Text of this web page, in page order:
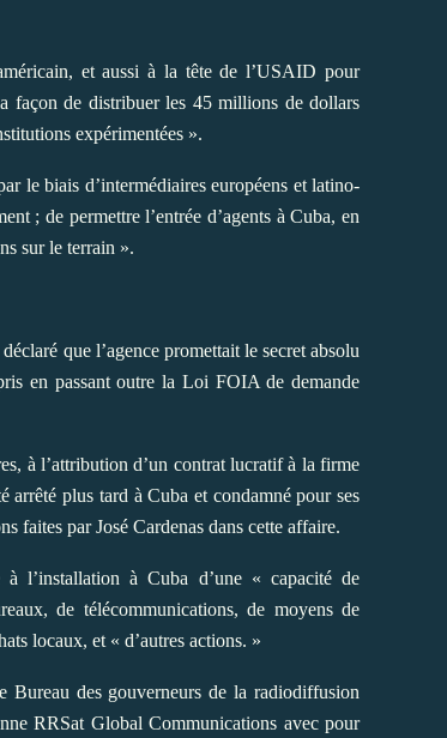
et aussi à la tête de l’USAID pour
façon de distribuer les 45 millions de dollars
expérimentées ».
le biais d’intermédiaires européens et latino-
; de permettre l’entrée d’agents à Cuba, en
sur le terrain ».
que l’agence promettait le secret absolu
en passant outre la Loi FOIA de demande
à l’attribution d’un contrat lucratif à la firme
plus tard à Cuba et condamné pour ses
faites par José Cardenas dans cette affaire.
l’installation à Cuba d’une « capacité de
de télécommunications, de moyens de
locaux, et « d’autres actions. »
Bureau des gouverneurs de la radiodiffusion
RRSat Global Communications avec pour